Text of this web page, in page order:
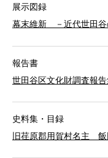
展示図録
幕末維新 －近代世田谷
報告書
世田谷区文化財調査報
史料集・目録
旧荏原郡用賀村名主